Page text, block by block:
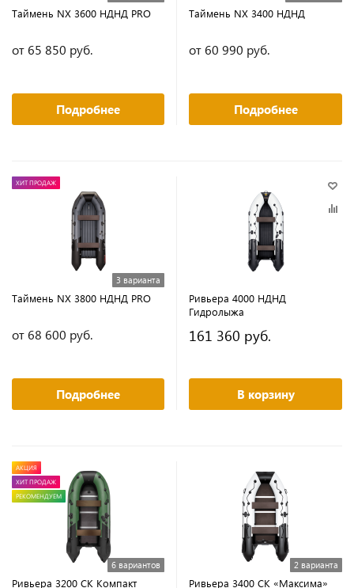
Таймень NX 3600 НДНД PRO
от 65 850 руб.
Подробнее
Таймень NX 3400 НДНД
от 60 990 руб.
Подробнее
ХИТ ПРОДАЖ
3 варианта
Таймень NX 3800 НДНД PRO
от 68 600 руб.
Подробнее
Ривьера 4000 НДНД
Гидролыжа
161 360 руб.
В корзину
АКЦИЯ
ХИТ ПРОДАЖ
РЕКОМЕНДУЕМ
6 вариантов
Ривьера 3200 СК Компакт
2 варианта
Ривьера 3400 CK «Максима»